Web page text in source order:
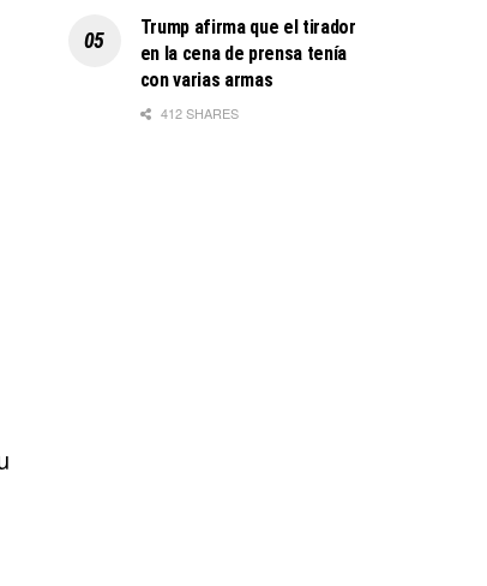
Trump afirma que el tirador
en la cena de prensa tenía
con varias armas
412 SHARES